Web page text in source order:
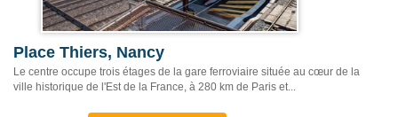
Place Thiers, Nancy
Le centre occupe trois étages de la gare ferroviaire située au cœur de la
ville historique de l'Est de la France, à 280 km de Paris et...